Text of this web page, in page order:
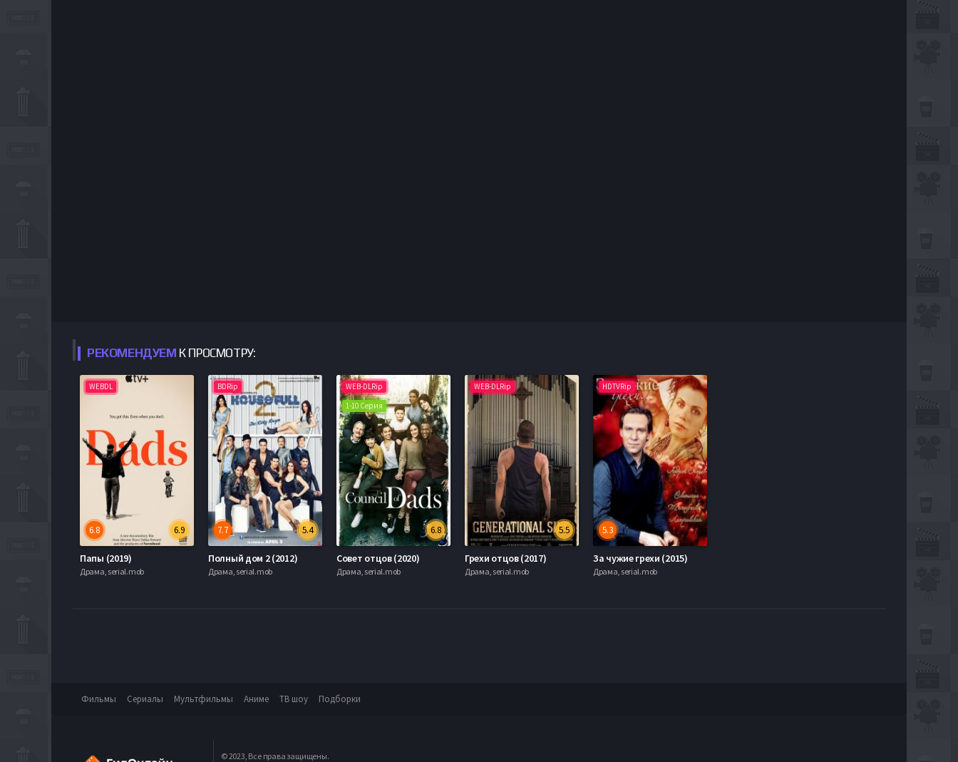
РЕКОМЕНДУЕМ К ПРОСМОТРУ:
WEBDL
6.9
6.8
Папы (2019)
Драма, serial.mob
BDRip
5.4
7.7
Полный дом 2 (2012)
Драма, serial.mob
WEB-DLRip
1-10 Серия
6.8
Совет отцов (2020)
Драма, serial.mob
WEB-DLRip
5.5
Грехи отцов (2017)
Драма, serial.mob
HDTVRip
5.3
За чужие грехи (2015)
Драма, serial.mob
Фильмы Сериалы Мультфильмы Аниме ТВ шоу Подборки
© 2023, Все права защищены.